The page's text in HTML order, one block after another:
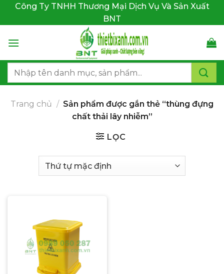
dung
Công Ty TNHH Thương Mại Dịch Vụ Và Sản Xuất
BNT
Tìm
Trang chủ / Sản phẩm được gắn thẻ “thùng đựng
chất thải lây nhiễm”
LỌC